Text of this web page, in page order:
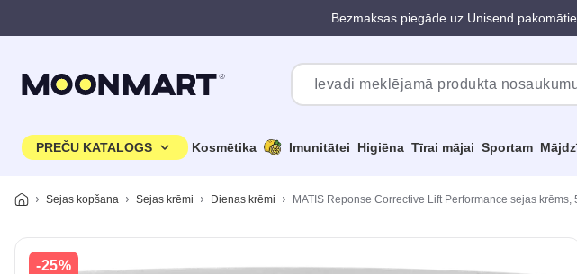
Bezmaksas piegāde uz Unisend
PREČU KATALOGS Kosmētika Imunitātei Higiēna Tīrai mājai Sportam
Sejas kopšana Sejas krēmi Dienas krēmi MATIS Reponse Corrective Lift Performance sejas krēms,
-25%